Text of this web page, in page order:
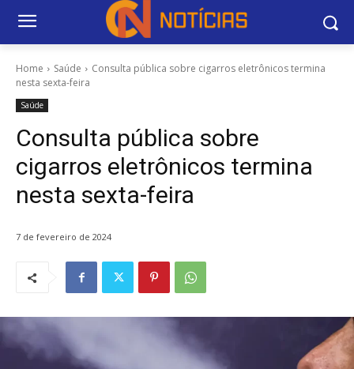
Home Saúde
Consulta pública sobre cigarros eletrônicos termina
nesta sexta-feira
Saúde
Consulta pública sobre
cigarros eletrônicos termina
nesta sexta-feira
7 de fevereiro de 2024